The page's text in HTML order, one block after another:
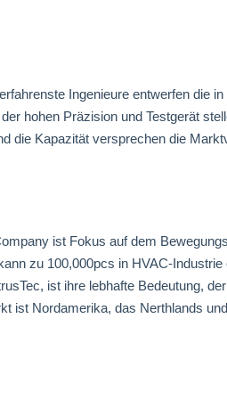
Ingenieure entwerfen die
hohen Präzision und Testgerät
die Kapazität versprechen die
ist Fokus auf dem
zu 100,000pcs in HVAC-Industrie
ist ihre lebhafte Bedeutung,
ist Nordamerika, das Nerthlands